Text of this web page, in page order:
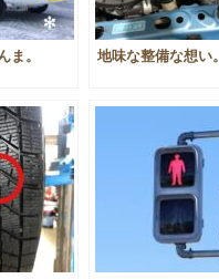
ま。 地味な整備な想い。